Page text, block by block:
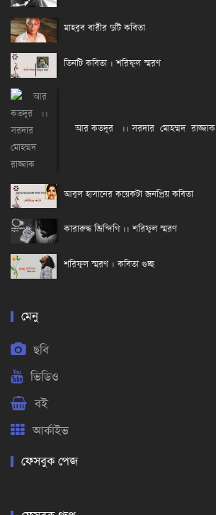
মাহবুব বারীর দুটি কবিতা
তিনটি কবিতা । শরিফুল স্মরণ
আর কতদূর ।। সরদার মোহম্মদ রাজ্জাক
আবুল হাসানের কয়েকটা জনপ্রিয় কবিতা
কারারুদ্ধ জিন্দিগি ।। শরিফুল স্মরণ
শরিফুল স্মরণ । কবিতা গুচ্ছ
মেনু
ছবি
ভিডিও
বই
আর্কাইভ
ফেসবুক পেজ